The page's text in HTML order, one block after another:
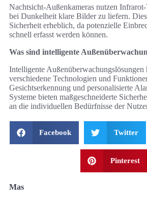
Nachtsicht-Außenkameras nutzen
bei Dunkelheit klare Bilder zu liefern.
Sicherheit erheblich, da potenzielle
schnell erfasst werden können.
Was sind intelligente
Intelligente Außenüberwachungslösungen
verschiedene Technologien und
Gesichtserkennung und personalisierte
Systeme bieten maßgeschneiderte
an die individuellen Bedürfnisse der
Facebook Twitter
Pinterest
Mas